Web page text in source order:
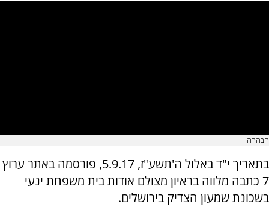
הבהרה
בתאריך י"ד באלול ה'תשע"ז, 5.9.17, פורסמה באתר ערוץ
7 כתבה מלווה בראיון מצולם אודות בית משפחת ינעי
בשכונת שמעון הצדיק בירושלים.